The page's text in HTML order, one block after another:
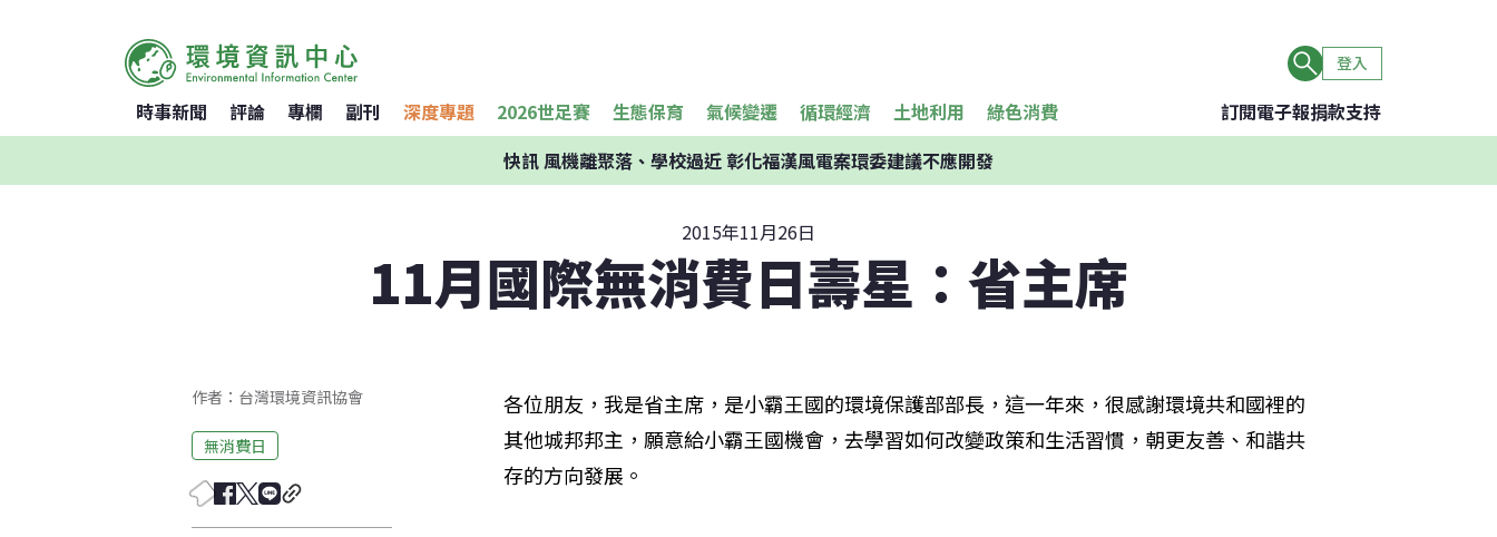
登入
時事新聞 評論 專欄 副刊 深度專題 2026世足賽 生態保育 氣候變遷 循環經濟 土地利用 綠色消費 訂閱電子報捐款支持
快訊風機離聚落、學校過近 彰化福漢風電案環委建議不應開發
2015年11月26日
11月國際無消費日壽星：省主席
作者：台灣環境資訊協會
無消費日
各位朋友，我是省主席，是小霸王國的環境保護部部長，這一年來，很感謝環境共和國裡的
其他城邦邦主，願意給小霸王國機會，去學習如何改變政策和生活習慣，朝更友善、和諧共
存的方向發展。